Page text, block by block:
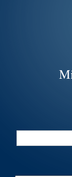
Search